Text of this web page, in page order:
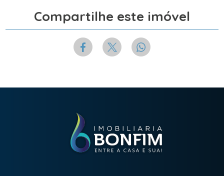
Compartilhe este imóvel